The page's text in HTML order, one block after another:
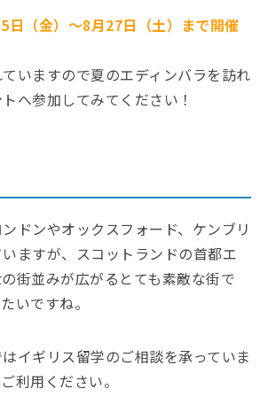
日（金）～8月27日（土）まで開催
いますので夏のエディンバラを訪れ
へ参加してみてください！
ドンやオックスフォード、ケンブリ
ますが、スコットランドの首都エ
街並みが広がるとても素敵な街で
いですね。
はイギリス留学のご相談を承っていま
利用ください。